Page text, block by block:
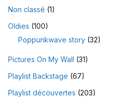
Non classé (1)
Oldies (100)
Poppunkwave story (32)
Pictures On My Wall (31)
Playlist Backstage (67)
Playlist découvertes (203)